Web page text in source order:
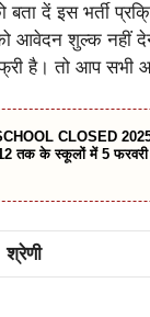
दें इस भर्ती
आवेदन शुल्क नहीं
है। तो आप सभी
CLOSED
12 तक के स्कूलों में 5
श्रेणी